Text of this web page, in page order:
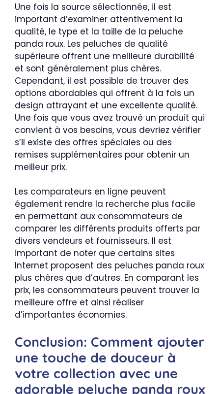
Une fois la source sélectionnée, il est
important d’examiner attentivement la
qualité, le type et la taille de la peluche
panda roux. Les peluches de qualité
supérieure offrent une meilleure durabilité
et sont généralement plus chères.
Cependant, il est possible de trouver des
options abordables qui offrent à la fois un
design attrayant et une excellente qualité.
Une fois que vous avez trouvé un produit qui
convient à vos besoins, vous devriez vérifier
s’il existe des offres spéciales ou des
remises supplémentaires pour obtenir un
meilleur prix.
Les comparateurs en ligne peuvent
également rendre la recherche plus facile
en permettant aux consommateurs de
comparer les différents produits offerts par
divers vendeurs et fournisseurs. Il est
important de noter que certains sites
Internet proposent des peluches panda roux
plus chères que d’autres. En comparant les
prix, les consommateurs peuvent trouver la
meilleure offre et ainsi réaliser
d’importantes économies.
Conclusion: Comment ajouter
une touche de douceur à
votre collection avec une
adorable peluche panda roux